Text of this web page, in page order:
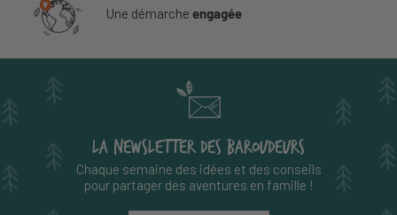
Une démarche engagée
LA NEWSLETTER DES BAROUDEURS
Chaque semaine des idées et des conseils
pour partager des aventures en famille !